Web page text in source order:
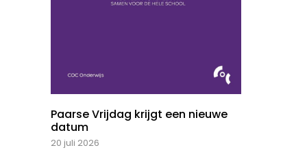
Paarse Vrijdag krijgt een nieuwe
datum
20 juli 2026